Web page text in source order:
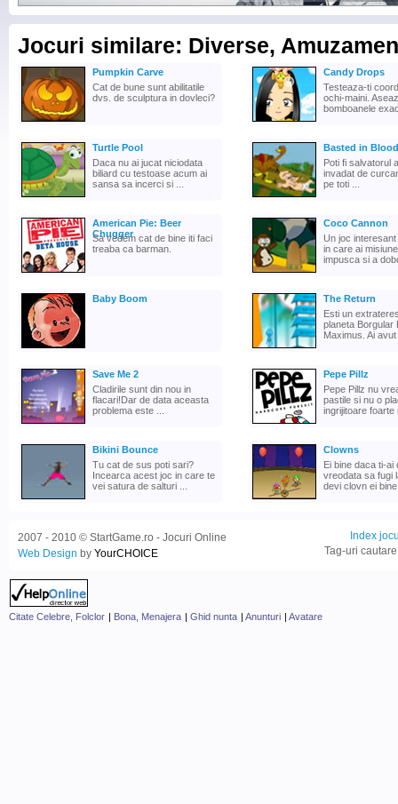
Jocuri similare: Diverse,
Pumpkin Carve
Cat de bune sunt abilitatile
dvs. de sculptura in dovleci?
Candy Drops
Testeaza-ti
ochi-maini.
bomboanele
Turtle Pool
Daca nu ai jucat niciodata
biliard cu testoase acum ai
sansa sa incerci si ...
Basted in Blood
Poti fi salvatorul
invadat de
pe toti ...
American Pie: Beer
Chugger
Sa vedem cat de bine iti faci
treaba ca barman.
Coco Cannon
Un joc
in care ai
impusca si a
Baby Boom
The Return
Esti un
planeta Borgular
Maximus. Ai
Save Me 2
Cladirile sunt din nou in
flacari!Dar de data aceasta
problema este ...
Pepe Pillz
Pepe Pillz nu
pastile si nu o
ingrijitoare foarte
Bikini Bounce
Tu cat de sus poti sari?
Incearca acest joc in care te
vei satura de salturi ...
Clowns
Ei bine daca ti-ai
vreodata sa fugi
devi clovn ei
2007 - 2010 © StartGame.ro - Jocuri Online
Web Design by YourCHOICE
Index
Tag-uri
Citate Celebre, Folclor | Bona, Menajera | Ghid nunta | Anunturi | Avatare